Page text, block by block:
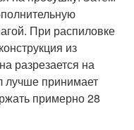
При распиловке
из
разрезается на
лучше принимает
примерно 28